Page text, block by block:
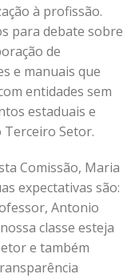
à profissão.
para debate sobre
de
e manuais que
entidades sem
estaduais e
Setor.
Comissão, Maria
expectativas são:
Antonio
classe esteja
e também